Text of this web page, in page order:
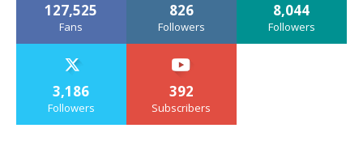
127,525
Fans
826
Followers
8,044
Followers
3,186
Followers
392
Subscribers